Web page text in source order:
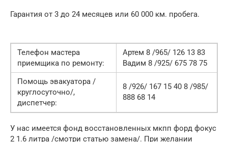
Гарантия от 3 до 24 месяцев или 60 000 км. пробега.
Телефон мастера
приемщика по ремонту:
Артем 8 /965/ 126 13 83
Вадим 8 /925/ 675 78 75
Помощь эвакуатора /
круглосуточно/,
диспетчер:
8 /926/ 167 15 40 8 /985/
888 68 14
У нас имеется фонд восстановленных мкпп форд фокус
2 1.6 литра /смотри статью замена/. При желании